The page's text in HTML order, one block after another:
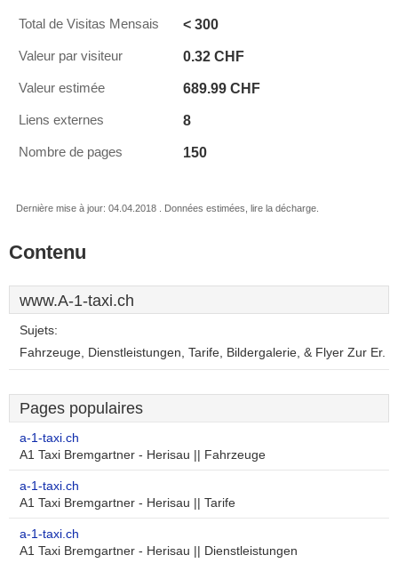
Total de Visitas Mensais < 300
Valeur par visiteur 0.32 CHF
Valeur estimée 689.99 CHF
Liens externes 8
Nombre de pages 150
Dernière mise à jour: 04.04.2018 . Données estimées, lire la décharge.
Contenu
www.A-1-taxi.ch
Sujets:
Fahrzeuge, Dienstleistungen, Tarife, Bildergalerie, & Flyer Zur Er.
Pages populaires
a-1-taxi.ch
A1 Taxi Bremgartner - Herisau || Fahrzeuge
a-1-taxi.ch
A1 Taxi Bremgartner - Herisau || Tarife
a-1-taxi.ch
A1 Taxi Bremgartner - Herisau || Dienstleistungen